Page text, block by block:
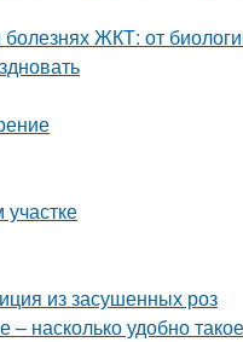
ЖКТ: от
из засушенных роз
насколько удобно такое